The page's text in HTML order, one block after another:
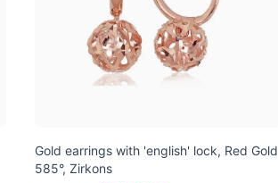
Gold earrings with 'english' lock, Red Gold
585°, Zirkons